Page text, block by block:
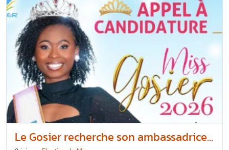
Le Gosier recherche son ambassadrice...